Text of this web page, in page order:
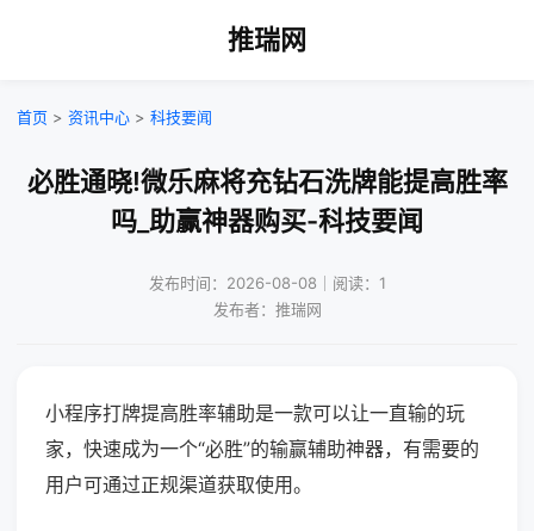
推瑞网
首页 > 资讯中心 > 科技要闻
必胜通晓!微乐麻将充钻石洗牌能提高胜率
吗_助赢神器购买-科技要闻
发布时间：2026-08-08｜阅读：1
发布者：推瑞网
小程序打牌提高胜率辅助是一款可以让一直输的玩
家，快速成为一个“必胜”的输赢辅助神器，有需要的
用户可通过正规渠道获取使用。